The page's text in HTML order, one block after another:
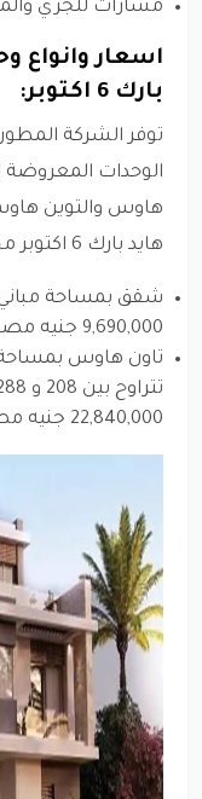
مسارات للجري
اسعار وانواع
بارك 6 اكتوبر:
توفر الشركة
الوحدات المعروضة
هاوس والتوين
هايد بارك 6 اكتوبر مختلفة تلبي احتياجاتك مثل:
9,690,000 جنيه مصري. (لم تعد متوفرة )
22,840,000 جنيه مصري.